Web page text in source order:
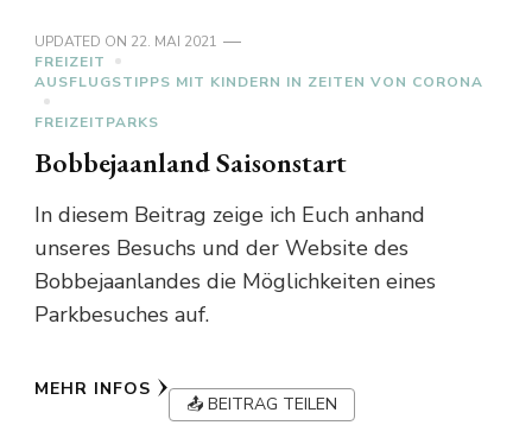
UPDATED ON 22. MAI 2021
FREIZEIT
AUSFLUGSTIPPS MIT KINDERN IN ZEITEN VON CORONA
FREIZEITPARKS
Bobbejaanland Saisonstart
In diesem Beitrag zeige ich Euch anhand
unseres Besuchs und der Website des
Bobbejaanlandes die Möglichkeiten eines
Parkbesuches auf.
MEHR INFOS
📤 BEITRAG TEILEN